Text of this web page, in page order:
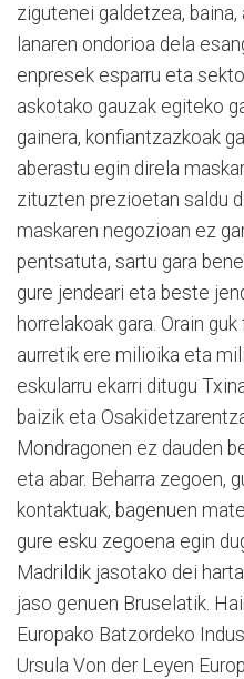
zigutenei galdetzea,
lanaren ondorioa dela
enpresek esparru eta
askotako gauzak egiteko
gainera, konfiantzazkoak
aberastu egin direla
zituzten prezioetan saldu
maskaren negozioan ez
pentsatuta, sartu gara
gure jendeari eta beste
horrelakoak gara. Orain
aurretik ere milioika eta
eskularru ekarri ditugu
baizik eta
Mondragonen ez dauden
eta abar. Beharra zegoen,
kontaktuak, bagenuen
gure esku zegoena egin
Madrildik jasotako dei
jaso genuen Bruselatik.
Europako Batzordeko
Ursula Von der Leyen